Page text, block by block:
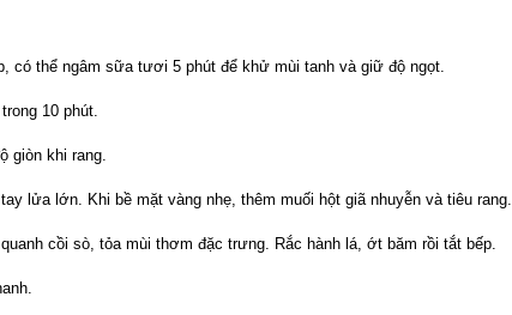
có thể ngâm sữa tươi 5 phút để khử mùi tanh và giữ độ ngọt.
10 phút.
giòn khi rang.
lửa lớn. Khi bề mặt vàng nhẹ, thêm muối hột giã nhuyễn và tiêu rang.
cồi sò, tỏa mùi thơm đặc trưng. Rắc hành lá, ớt băm rồi tắt bếp.